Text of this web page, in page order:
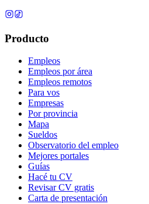
Producto
Empleos
Empleos por área
Empleos remotos
Para vos
Empresas
Por provincia
Mapa
Sueldos
Observatorio del empleo
Mejores portales
Guías
Hacé tu CV
Revisar CV gratis
Carta de presentación